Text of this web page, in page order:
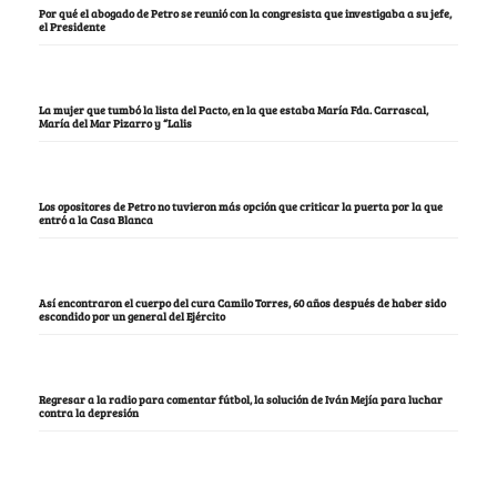
Por qué el abogado de Petro se reunió con la congresista que investigaba a su jefe,
el Presidente
La mujer que tumbó la lista del Pacto, en la que estaba María Fda. Carrascal,
María del Mar Pizarro y “Lalis
Los opositores de Petro no tuvieron más opción que criticar la puerta por la que
entró a la Casa Blanca
Así encontraron el cuerpo del cura Camilo Torres, 60 años después de haber sido
escondido por un general del Ejército
Regresar a la radio para comentar fútbol, la solución de Iván Mejía para luchar
contra la depresión